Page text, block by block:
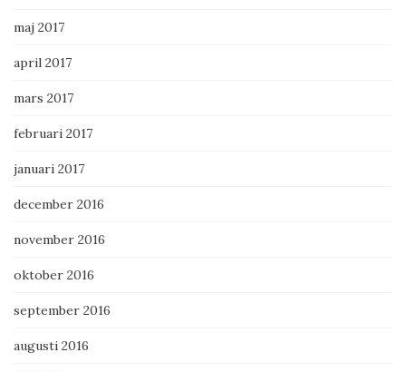
maj 2017
april 2017
mars 2017
februari 2017
januari 2017
december 2016
november 2016
oktober 2016
september 2016
augusti 2016